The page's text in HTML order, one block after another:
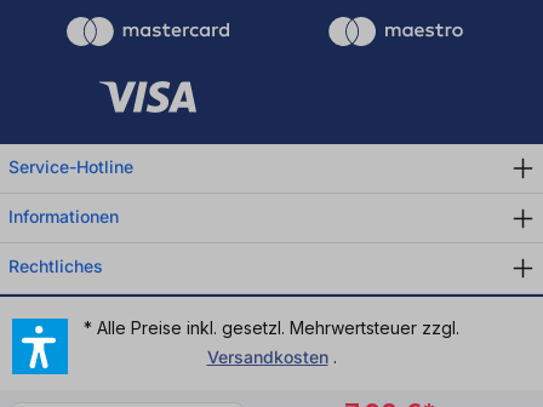
Service-Hotline
Informationen
Rechtliches
* Alle Preise inkl. gesetzl. Mehrwertsteuer zzgl.
Versandkosten.